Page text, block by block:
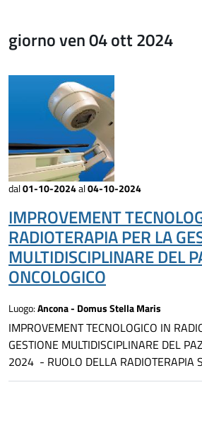
giorno ven 04 ott 2024
dal01-10-2024al04-10-2024
IMPROVEMENT
RADIOTERAPIA PER LA
MULTIDISCIPLINARE DEL
ONCOLOGICO
Luogo:Ancona - Domus Stella Maris
IMPROVEMENT TECNOLOGICO IN
GESTIONE MULTIDISCIPLINARE DEL
2024 - RUOLO DELLA RADIOTERAPIA